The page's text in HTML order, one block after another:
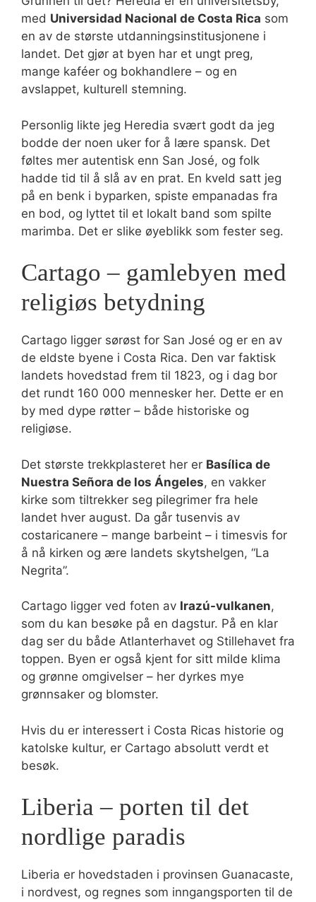
med Universidad Nacional de Costa Rica som
en av de største utdanningsinstitusjonene i
landet. Det gjør at byen har et ungt preg,
mange kaféer og bokhandlere – og en
avslappet, kulturell stemning.
Personlig likte jeg Heredia svært godt da jeg
bodde der noen uker for å lære spansk. Det
føltes mer autentisk enn San José, og folk
hadde tid til å slå av en prat. En kveld satt jeg
på en benk i byparken, spiste empanadas fra
en bod, og lyttet til et lokalt band som spilte
marimba. Det er slike øyeblikk som fester seg.
Cartago – gamlebyen med
religiøs betydning
Cartago ligger sørøst for San José og er en av
de eldste byene i Costa Rica. Den var faktisk
landets hovedstad frem til 1823, og i dag bor
det rundt 160 000 mennesker her. Dette er en
by med dype røtter – både historiske og
religiøse.
Det største trekkplasteret her er Basílica de
Nuestra Señora de los Ángeles, en vakker
kirke som tiltrekker seg pilegrimer fra hele
landet hver august. Da går tusenvis av
costaricanere – mange barbeint – i timesvis for
å nå kirken og ære landets skytshelgen, “La
Negrita”.
Cartago ligger ved foten av Irazú-vulkanen,
som du kan besøke på en dagstur. På en klar
dag ser du både Atlanterhavet og Stillehavet fra
toppen. Byen er også kjent for sitt milde klima
og grønne omgivelser – her dyrkes mye
grønnsaker og blomster.
Hvis du er interessert i Costa Ricas historie og
katolske kultur, er Cartago absolutt verdt et
besøk.
Liberia – porten til det
nordlige paradis
Liberia er hovedstaden i provinsen Guanacaste,
i nordvest, og regnes som inngangsporten til de